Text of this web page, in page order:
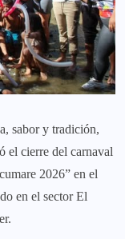
sabor y tradición,
el cierre del carnaval
2026” en el
en el sector El